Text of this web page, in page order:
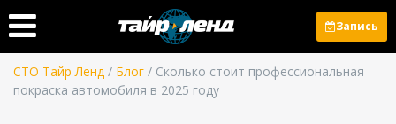
Запись
СТО Тайр Ленд / Блог / Сколько стоит профессиональная
покраска автомобиля в 2025 году